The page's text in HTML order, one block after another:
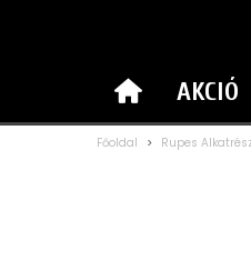
AKCIÓ
Főoldal > Rupes